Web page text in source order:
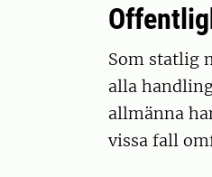
Som statlig
alla
allmänna
vissa fall